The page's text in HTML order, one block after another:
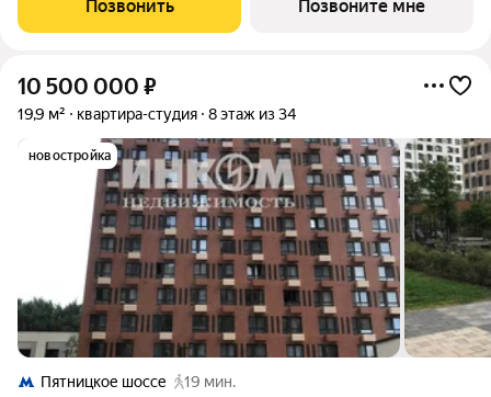
кухню-гостиную,2 мастер-спальни с
Позвонить Позвоните мне
10 500 000 ₽
19,9 м² квартира-студия 8 этаж из 34
новостройка
Пятницкое шоссе
19 мин.